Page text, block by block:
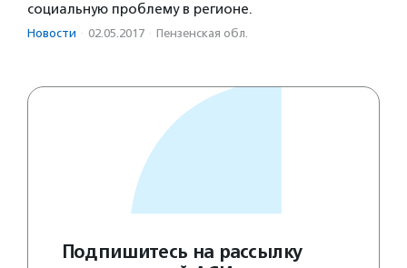
социальную проблему в регионе.
Новости · 02.05.2017 · Пензенская обл.
Подпишитесь на рассылку